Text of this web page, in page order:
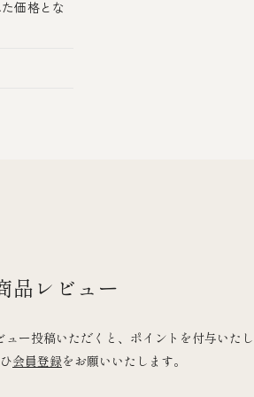
価格とな
品レビュー
ー投稿いただくと、ポイントを付与いた
会員登録をお願いいたします。